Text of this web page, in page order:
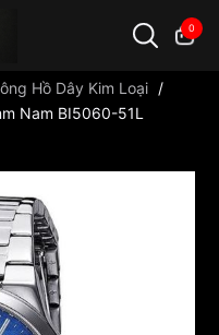
0
Hồ Dây Kim Loại /
Nam BI5060-51L